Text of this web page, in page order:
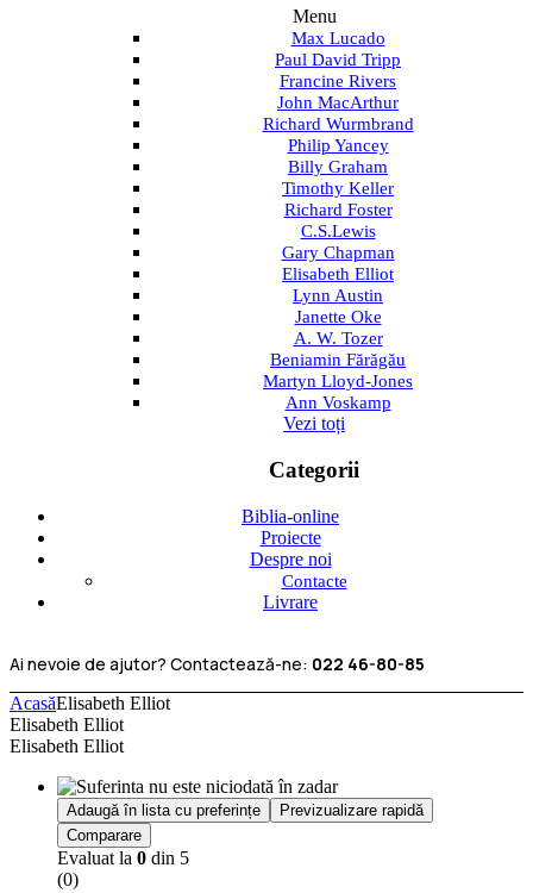
Menu
Max Lucado
Paul David Tripp
Francine Rivers
John MacArthur
Richard Wurmbrand
Philip Yancey
Billy Graham
Timothy Keller
Richard Foster
C.S.Lewis
Gary Chapman
Elisabeth Elliot
Lynn Austin
Janette Oke
A. W. Tozer
Beniamin Fărăgău
Martyn Lloyd-Jones
Ann Voskamp
Vezi toți
Categorii
Biblia-online
Proiecte
Despre noi
Contacte
Livrare
Ai nevoie de ajutor? Contactează-ne: 022 46-80-85
AcasăElisabeth Elliot
Elisabeth Elliot
Elisabeth Elliot
Adaugă în lista cu preferințe
Previzualizare rapidă
Comparare
Evaluat la 0 din 5
(0)